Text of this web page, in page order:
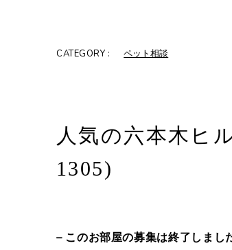
CATEGORY : ペット相談
人気の六本木
1305)
– このお部屋の募集は終了しまし